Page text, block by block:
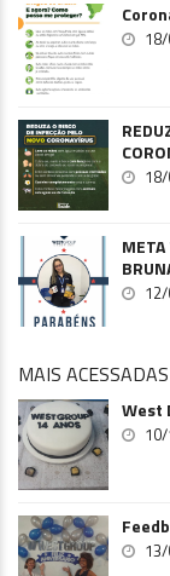
MAIS ACESSADAS
West